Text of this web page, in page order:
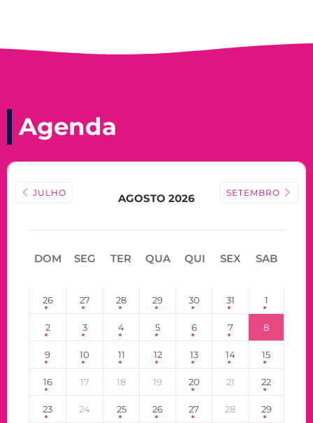
Agenda
JULHO AGOSTO 2026 SETEMBRO
DOM SEG TER QUA QUI SEX SAB
26 27 28 29 30 31 1
2 3 4 5 6 7 8
9 10 11 12 13 14 15
16 17 18 19 20 21 22
23 24 25 26 27 28 29